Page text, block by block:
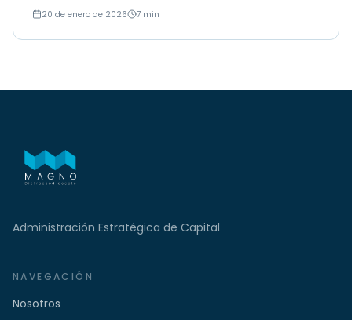
20 de enero de 2026 7 min
Administración Estratégica de Capital
NAVEGACIÓN
Nosotros